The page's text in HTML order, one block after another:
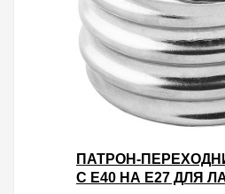
ПАТРОН-
С E40 НА E27 ДЛЯ